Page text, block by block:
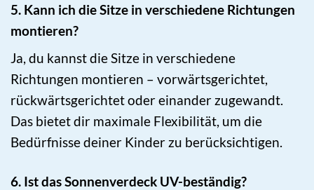
5. Kann ich die Sitze in verschiedene Richtungen
montieren?
Ja, du kannst die Sitze in verschiedene
Richtungen montieren – vorwärtsgerichtet,
rückwärtsgerichtet oder einander zugewandt.
Das bietet dir maximale Flexibilität, um die
Bedürfnisse deiner Kinder zu berücksichtigen.
6. Ist das Sonnenverdeck UV-beständig?